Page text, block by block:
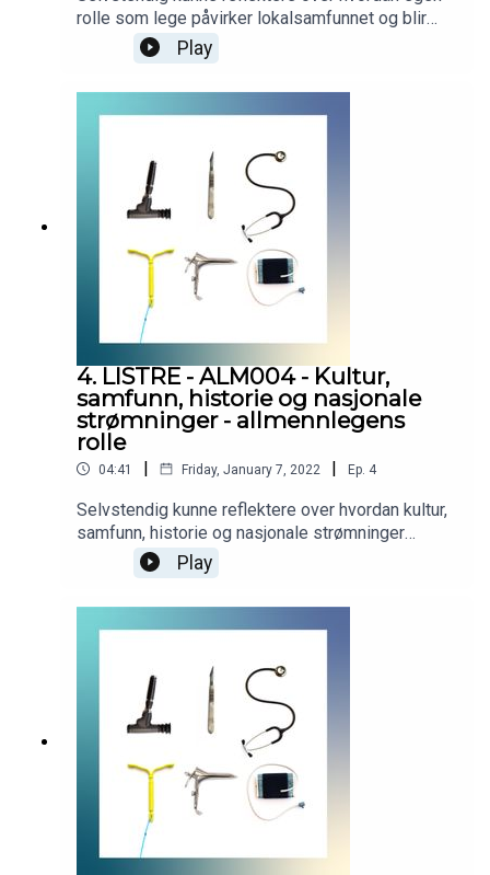
rolle som lege påvirker lokalsamfunnet og blir
påvirket av lokalsamfunnet. Podcasten er
utarbeidet i samarbeid med Helsedirektoratet.
podcasten, men innholdet er i sin helhet
Høines og Morten Munkvik). Podcasten er ingen
fasit for hvordan læringsmålene skal tolkes, men
skal bidra til refleksjon rundt læringsmålene i
allmennmedisin.
Play
4. LISTRE - ALM004 - Kultur,
samfunn, historie og nasjonale
strømninger - allmennlegens
rolle
04:41 | Friday, January 7, 2022 | Ep. 4
Selvstendig kunne reflektere over hvordan kultur,
samfunn, historie og nasjonale strømninger
påvirker forventningene til allmennlegens rolle.
Podcasten er utarbeidet i samarbeid med
utviklingen av podcasten, men innholdet er i sin
Kristian Høines og Morten Munkvik). Podcasten
er ingen fasit for hvordan læringsmålene skal
tolkes, men skal bidra til refleksjon rundt
læringsmålene i allmennmedisin.
Play